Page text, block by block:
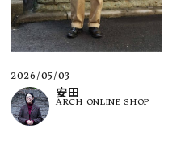
2026/05/03
安田
ARCH ONLINE SHOP